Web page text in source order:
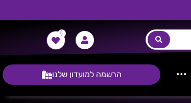
0
··· הרשמה למועדון שלנו